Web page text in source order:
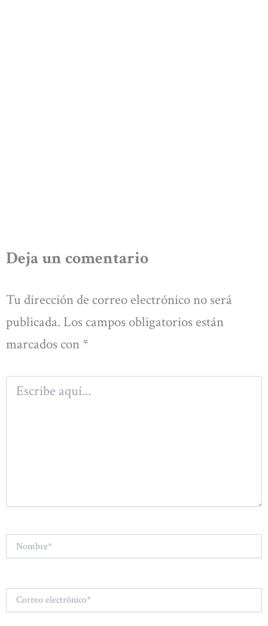
Deja un comentario
Tu dirección de correo electrónico no será
publicada. Los campos obligatorios están
marcados con *
Escribe
aquí...
Correo
electrónico*